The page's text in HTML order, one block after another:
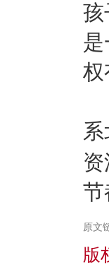
孩
权
节
原文
版